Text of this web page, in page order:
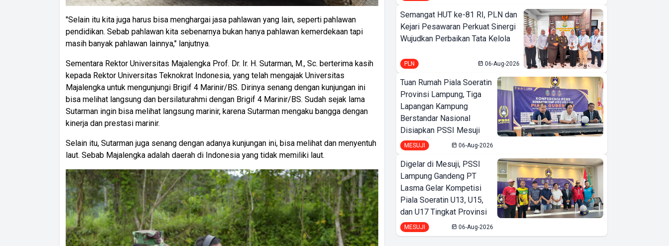
"Selain itu kita juga harus bisa menghargai jasa pahlawan yang lain, seperti pahlawan
pendidikan. Sebab pahlawan kita sebenarnya bukan hanya pahlawan kemerdekaan tapi
masih banyak pahlawan lainnya," lanjutnya.
Sementara Rektor Universitas Majalengka Prof. Dr. Ir. H. Sutarman, M., Sc. berterima kasih
kepada Rektor Universitas Teknokrat Indonesia, yang telah mengajak Universitas
Majalengka untuk mengunjungi Brigif 4 Marinir/BS. Dirinya senang dengan kunjungan ini
bisa melihat langsung dan bersilaturahmi dengan Brigif 4 Marinir/BS. Sudah sejak lama
Sutarman ingin bisa melihat langsung marinir, karena Sutarman mengaku bangga dengan
kinerja dan prestasi marinir.
Selain itu, Sutarman juga senang dengan adanya kunjungan ini, bisa melihat dan menyentuh
laut. Sebab Majalengka adalah daerah di Indonesia yang tidak memiliki laut.
Semangat HUT ke-81 RI, PLN dan
Kejari Pesawaran Perkuat Sinergi
Wujudkan Perbaikan Tata Kelola
PLN 06-Aug-2026
Tuan Rumah Piala Soeratin
Provinsi Lampung, Tiga
Lapangan Kampung
Berstandar Nasional
Disiapkan PSSI Mesuji
MESUJI 06-Aug-2026
Digelar di Mesuji, PSSI
Lampung Gandeng PT
Lasma Gelar Kompetisi
Piala Soeratin U13, U15,
dan U17 Tingkat Provinsi
MESUJI 06-Aug-2026